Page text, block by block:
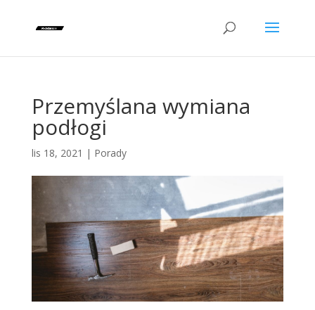
Przemyślana wymiana
podłogi
lis 18, 2021 | Porady